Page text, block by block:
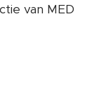
van MED